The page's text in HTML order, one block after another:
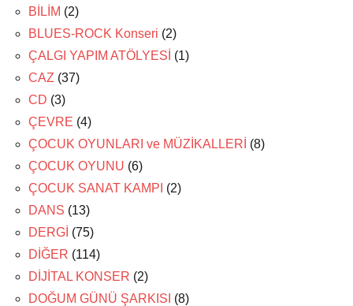
BİLİM (2)
BLUES-ROCK Konseri (2)
ÇALGI YAPIM ATÖLYESİ (1)
CAZ (37)
CD (3)
ÇEVRE (4)
ÇOCUK OYUNLARI ve MÜZİKALLERİ (8)
ÇOCUK OYUNU (6)
ÇOCUK SANAT KAMPI (2)
DANS (13)
DERGİ (75)
DİĞER (114)
DİJİTAL KONSER (2)
DOĞUM GÜNÜ ŞARKISI (8)